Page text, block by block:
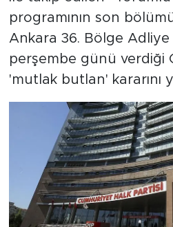
programının son
Ankara 36. Bölge Adliye
perşembe günü verdiği
'mutlak butlan' kararını